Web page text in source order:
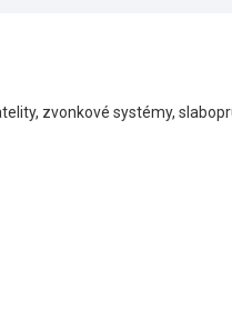
zvonkové systémy,